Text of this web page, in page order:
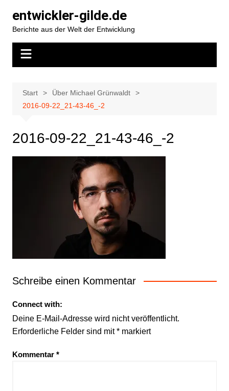
Inhalt
springen
entwickler-gilde.de
Berichte aus der Welt der Entwicklung
Start
Über Michael Grünwaldt
2016-09-22_21-43-46_-2
2016-09-22_21-43-46_-2
Schreibe einen Kommentar
Connect with:
Deine E-Mail-Adresse wird nicht veröffentlicht.
Erforderliche Felder sind mit*markiert
Kommentar *